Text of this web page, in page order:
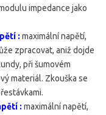
impedance jako
: maximální napětí,
zpracovat, aniž dojde
při šumovém
materiál. Zkouška se
: maximální napětí,